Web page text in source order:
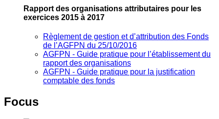
Rapport des organisations attributaires pour les
exercices 2015 à 2017
Règlement de gestion et d’attribution des Fonds
de l’AGFPN du 25/10/2016
AGFPN ‐ Guide pratique pour l’établissement du
rapport des organisations
AGFPN ‐ Guide pratique pour la justification
comptable des fonds
Focus